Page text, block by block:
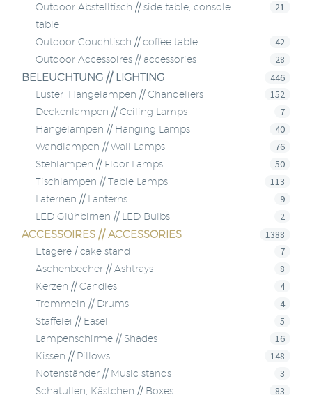
Outdoor Abstelltisch // side table, console
table
21
Outdoor Couchtisch // coffee table 42
Outdoor Accessoires // accessories 28
BELEUCHTUNG // LIGHTING 446
Luster, Hängelampen // Chandeliers 152
Deckenlampen // Ceiling Lamps 7
Hängelampen // Hanging Lamps 40
Wandlampen // Wall Lamps 76
Stehlampen // Floor Lamps 50
Tischlampen // Table Lamps 113
Laternen // Lanterns 9
LED Glühbirnen // LED Bulbs 2
ACCESSOIRES // ACCESSORIES 1388
Etagere / cake stand 7
Aschenbecher // Ashtrays 8
Kerzen // Candles 4
Trommeln // Drums 4
Staffelei // Easel 5
Lampenschirme // Shades 16
Kissen // Pillows 148
Notenständer // Music stands 3
Schatullen, Kästchen // Boxes 83